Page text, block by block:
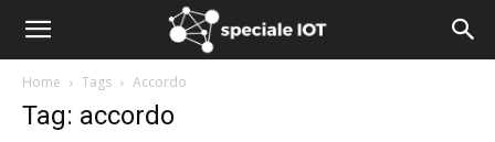
Home Tags Accordo
Tag: accordo